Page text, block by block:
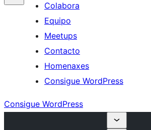
Colabora
Equipo
Meetups
Contacto
Homenaxes
Consigue WordPress
Consigue WordPress